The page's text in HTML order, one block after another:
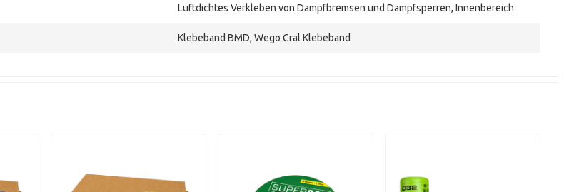
Luftdichtes Verkleben von Dampfbremsen und Dampfsperren, Innenbereich
Klebeband BMD, Wego Cral Klebeband